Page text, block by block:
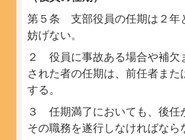
第５条 支部役員の任期は２年
妨げない。
２ 役員に事故ある場合や補欠
された者の任期は、前任者また
する。
３ 任期満了においても、後任
その職務を遂行しなければなら